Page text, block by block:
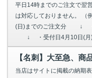
平日14時までのご注文で翌
は対応しておりません。 （
(日)までのご注文分 ↓
↓ ・受付日4月10日(月)
【名刺】大至急、商
当店はサイトに掲載の納期